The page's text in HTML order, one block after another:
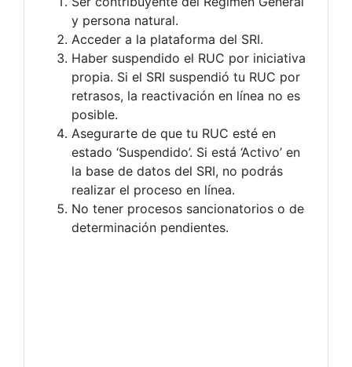
y persona natural.
Acceder a la plataforma del SRI.
Haber suspendido el RUC por iniciativa
propia. Si el SRI suspendió tu RUC por
retrasos, la reactivación en línea no es
posible.
Asegurarte de que tu RUC esté en
estado ‘Suspendido’. Si está ‘Activo’ en
la base de datos del SRI, no podrás
realizar el proceso en línea.
No tener procesos sancionatorios o de
determinación pendientes.